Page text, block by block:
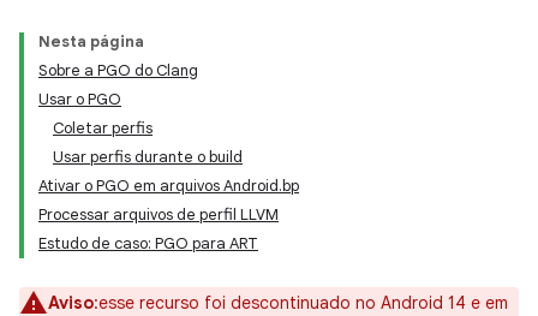
Nesta página
Sobre a PGO do Clang
Usar o PGO
Coletar perfis
Usar perfis durante o build
Ativar o PGO em arquivos Android.bp
Processar arquivos de perfil LLVM
Estudo de caso: PGO para ART
Aviso:esse recurso foi descontinuado no Android 14 e em